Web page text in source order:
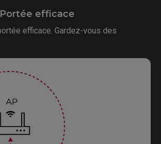
efficace
efficace. Gardez-vous des